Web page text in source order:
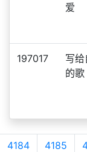
爱
197017
写
的歌
4184 4185